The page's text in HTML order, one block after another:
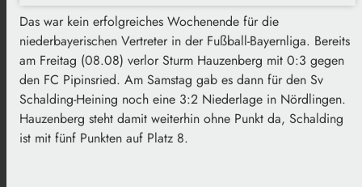
Das war kein erfolgreiches Wochenende für die
niederbayerischen Vertreter in der Fußball-Bayernliga. Bereits
am Freitag (08.08) verlor Sturm Hauzenberg mit 0:3 gegen
den FC Pipinsried. Am Samstag gab es dann für den Sv
Schalding-Heining noch eine 3:2 Niederlage in Nördlingen.
Hauzenberg steht damit weiterhin ohne Punkt da, Schalding
ist mit fünf Punkten auf Platz 8.